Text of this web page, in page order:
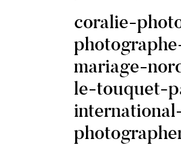
coralie-
mariage-
le-touquet-